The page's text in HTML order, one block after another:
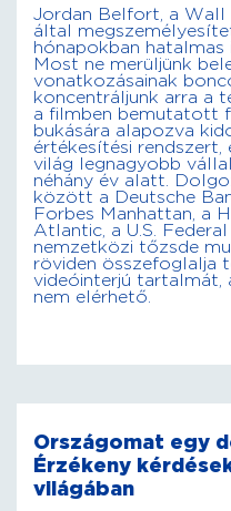
Jordan Belfort, a Wall
által
hónapokban
Most ne merüljünk
vonatkozásainak
koncentráljunk arra a
a filmben bemutatott
bukására alapozva
értékesítési rendszert,
világ legnagyobb
néhány év alatt.
között a Deutsche
Forbes Manhattan, a
Atlantic, a U.S.
nemzetközi tőzsde
röviden összefoglalja
videóinterjú tartalmát,
nem elérhető.
Országomat egy
Érzékeny
világában